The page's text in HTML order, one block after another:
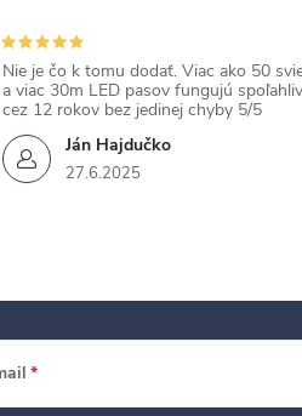
Ján Hajdučko
27.6.2025
Nie je čo k tomu dodať. Viac ako 50
a viac 30m LED pasov fungujú
cez 12 rokov bez jedinej chyby 5/5